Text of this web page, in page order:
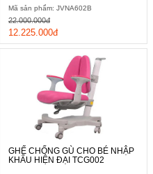
đã có ngay 3 ngăn kéo đựng
một cách đầy thuận tiện.
được vít ốc cố đinh vô cùng
Mã sản phẩm: JVNA602B
12.225.000đ
22.000.000đ
GHẾ CHỐNG GÙ CHO BÉ NHẬP
KHẨU HIỆN ĐẠI TCG002